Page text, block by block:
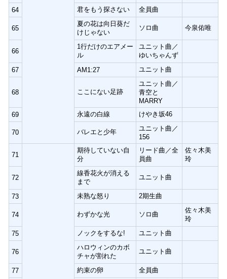
64
君をもう探さない 全員曲
65
夏の花は向日葵だ
けじゃない
ソロ曲 今泉佑唯
66
1行だけのエアメー
ル
ユニット曲／
ゆいちゃんず
67
AM1:27 ユニット曲
68 ここにない足跡
ユニット曲／
青空と
MARRY
69
永遠の白線 けやき坂46
70 バレエと少年
ユニット曲／
156
71
期待していない自
分
リード曲／全
員曲
佐々木美
玲
72
線香花火が消える
まで
ユニット曲
73 未熟な怒り 2期生曲
74 わずかな光 ソロ曲
佐々木美
玲
75
ノックをするな! ユニット曲
76
ハロウィンのカボ
チャが割れた
ユニット曲
77 約束の卵
全員曲